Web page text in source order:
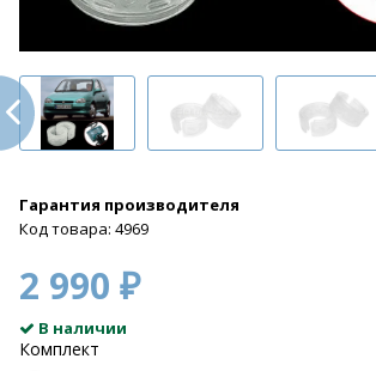
Гарантия производителя
Код товара: 4969
2 990 ₽
В наличии
Комплект